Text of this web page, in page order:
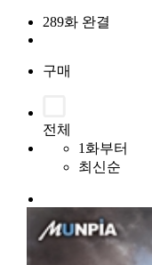
289화 완결
구매
전체
1화부터
최신순